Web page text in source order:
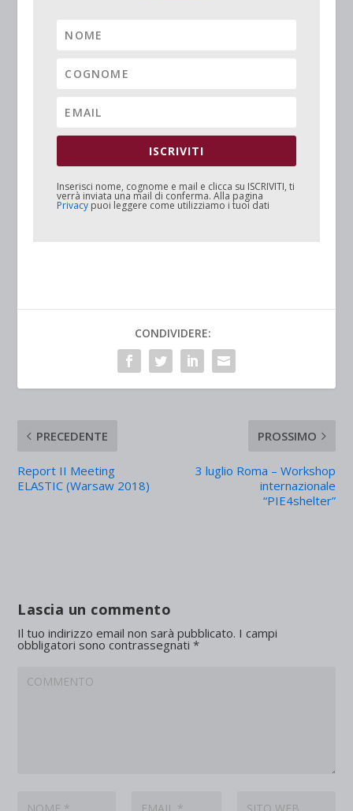
ISCRIVITI
Inserisci nome, cognome e mail e clicca su ISCRIVITI, ti
verrà inviata una mail di conferma. Alla pagina
Privacy puoi leggere come utilizziamo i tuoi dati
CONDIVIDERE:
PRECEDENTE
Report II Meeting
ELASTIC (Warsaw 2018)
PROSSIMO
3 luglio Roma – Workshop
internazionale
“PIE4shelter”
Lascia un commento
Il tuo indirizzo email non sarà pubblicato. I campi
obbligatori sono contrassegnati*